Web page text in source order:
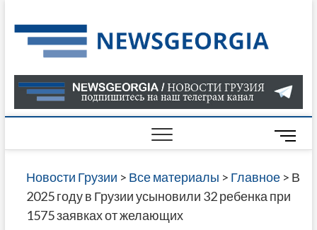
to
content
О
В
ГРУЗИИ
САЙТЕ
M
e
n
u
Новости Грузии > Все материалы > Главное> В
2025 году в Грузии усыновили 32 ребенка при
1575 заявках от желающих